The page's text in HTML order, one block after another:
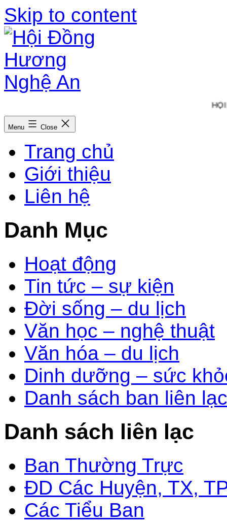
Skip to content
Menu Close
Trang chủ
Giới thiệu
Liên hệ
Danh Mục
Hoạt động
Tin tức – sự kiện
Đời sống – du lịch
Văn học – nghệ thuật
Văn hóa – du lịch
Dinh dưỡng – sức
Danh sách ban liên lạc
Danh sách liên lạc
Ban Thường Trực
ĐD Các Huyện, TX,
Các Tiểu Ban